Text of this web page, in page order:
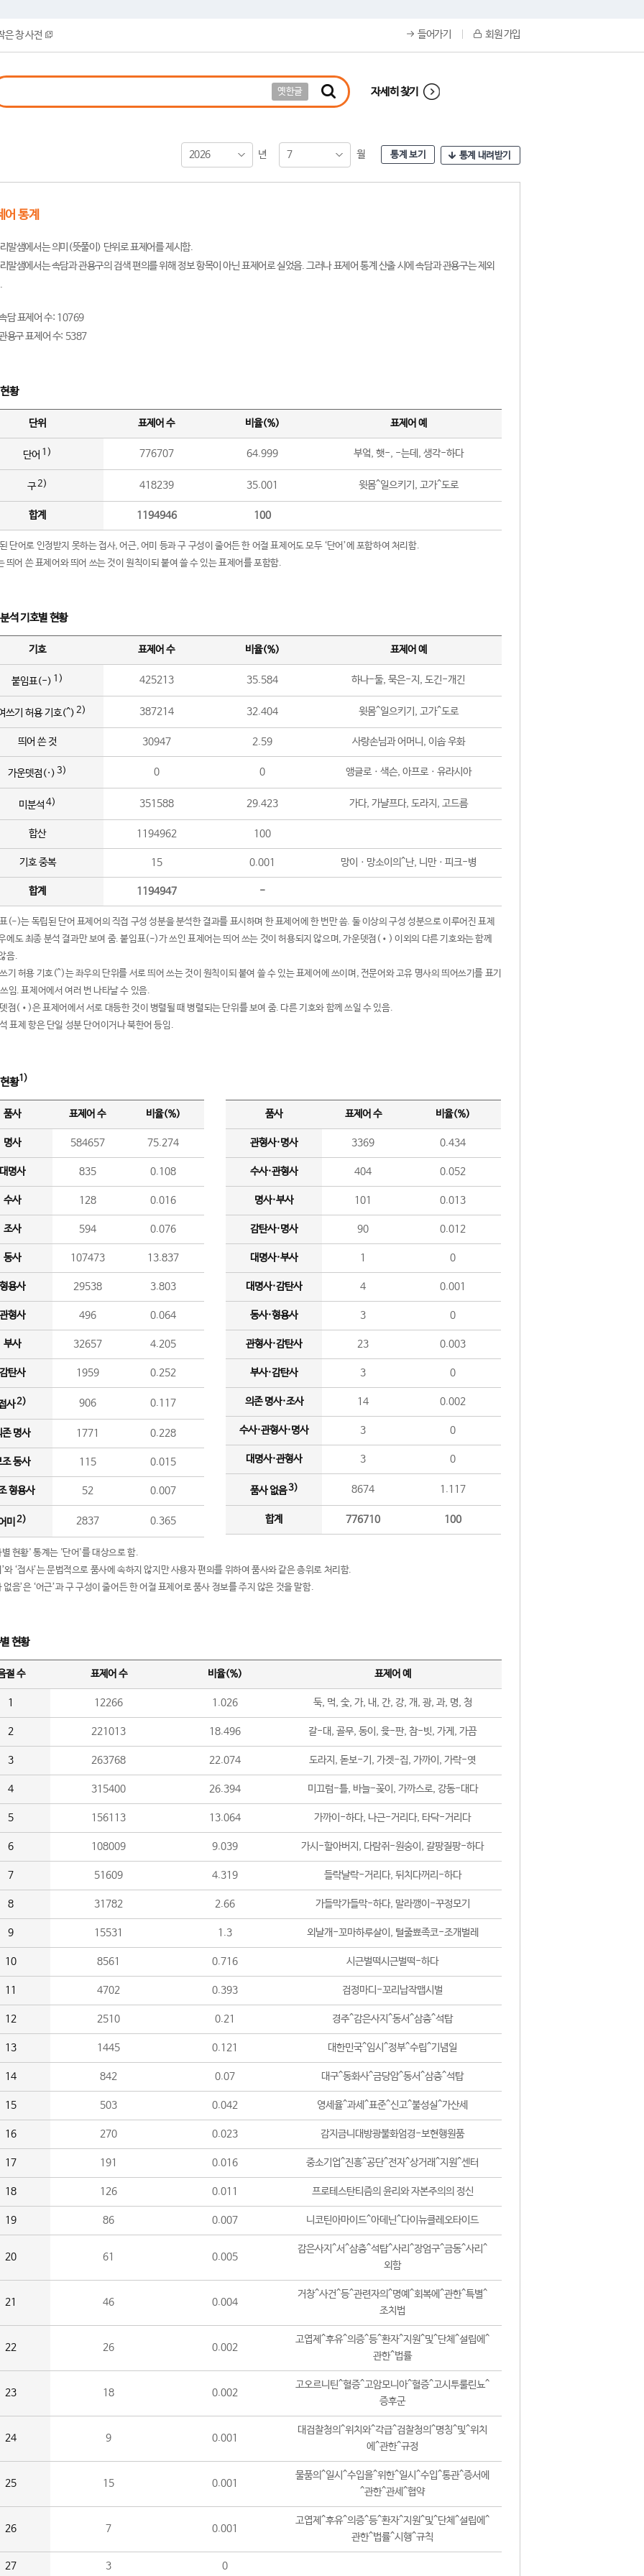
은 창 사전 들어가기 회원 가입
옛한글 자세히 찾기
2026 년 7 월 통계 보기 통계 내려받기
어 통계
말샘에서는 의미(뜻풀이) 단위로 표제어를 제시함.
말샘에서는 속담과 관용구의 검색 편의를 위해 정보 항목이 아닌 표제어로 실었음. 그러나 표제어 통계 산출 시에 속담과 관용구는 제외
담 표제어 수: 10769
용구 표제어 수: 5387
황
단위 표제어 수 비율(%) 표제어 예
단어 1) 776707 64.999 부엌, 햇-, -는데, 생각-하다
구2) 418239 35.001 윗몸^일으키기, 고가^도로
합계 1194946 100
단어로 인정받지 못하는 접사, 어근, 어미 등과 구 구성이 줄어든 한 어절 표제어도 모두 ‘단어’에 포함하여 처리함.
띄어 쓴 표제어와 띄어 쓰는 것이 원칙이되 붙여 쓸 수 있는 표제어를 포함함.
석 기호별 현황
기호 표제어 수 비율(%) 표제어 예
붙임표(-) 1) 425213 35.584 하나-둘, 묵은-지, 도긴-개긴
쓰기 허용 기호(^) 2) 387214 32.404 윗몸^일으키기, 고가^도로
띄어 쓴 것 30947 2.59 사랑손님과 어머니, 이솝 우화
가운뎃점(·) 3) 0 0 앵글로ㆍ색슨, 아프로ㆍ유라시아
미분석 4) 351588 29.423 가다, 가냘프다, 도라지, 고드름
합산 1194962 100
기호 중복 15 0.001 망이ㆍ망소이의^난, 니만ㆍ피크-병
합계 1194947 -
(-)는 독립된 단어 표제어의 직접 구성 성분을 분석한 결과를 표시하며 한 표제어에 한 번만 씀. 둘 이상의 구성 성분으로 이루어진 표제
에도 최종 분석 결과만 보여 줌. 붙임표(-)가 쓰인 표제어는 띄어 쓰는 것이 허용되지 않으며, 가운뎃점(•) 이외의 다른 기호와는 함께
음.
기 허용 기호(^)는 좌우의 단위를 서로 띄어 쓰는 것이 원칙이되 붙여 쓸 수 있는 표제어에 쓰이며, 전문어와 고유 명사의 띄어쓰기를 표기
임. 표제어에서 여러 번 나타날 수 있음.
점(•)은 표제어에서 서로 대등한 것이 병렬될 때 병렬되는 단위를 보여 줌. 다른 기호와 함께 쓰일 수 있음.
표제 항은 단일 성분 단어이거나 북한어 등임.
황1)
품사 표제어 수 비율(%)
명사 584657 75.274
명사 835 0.108
수사 128 0.016
조사 594 0.076
동사 107473 13.837
용사 29538 3.803
형사 496 0.064
부사 32657 4.205
탄사 1959 0.252
사2) 906 0.117
존 명사 1771 0.228
조 동사 115 0.015
형용사 52 0.007
미 2) 2837 0.365
품사 표제어 수 비율(%)
관형사·명사 3369 0.434
수사·관형사 404 0.052
명사·부사 101 0.013
감탄사·명사 90 0.012
대명사·부사 1 0
대명사·감탄사 4 0.001
동사·형용사 3 0
관형사·감탄사 23 0.003
부사·감탄사 3 0
의존 명사·조사 14 0.002
수사·관형사·명사 3 0
대명사·관형사 3 0
품사 없음3) 8674 1.117
합계 776710 100
현황' 통계는 '단어'를 대상으로 함.
와 ‘접사’는 문법적으로 품사에 속하지 않지만 사용자 편의를 위하여 품사와 같은 층위로 처리함.
없음’은 ‘어근’과 구 구성이 줄어든 한 어절 표제어로 품사 정보를 주지 않은 것을 말함.
현황
절 수 표제어 수 비율(%) 표제어 예
1 12266 1.026 둑, 먹, 숯, 가, 내, 간, 강, 개, 광, 과, 명, 청
2 221013 18.496 갈-대, 골무, 동이, 윷-판, 참-빗, 가게, 가끔
3 263768 22.074 도라지, 돋보-기, 가겟-집, 가까이, 가락-엿
4 315400 26.394 미끄럼-틀, 바늘-꽂이, 가까스로, 강동-대다
5 156113 13.064 가까이-하다, 나근-거리다, 타닥-거리다
6 108009 9.039 가시-할아버지, 다람쥐-원숭이, 갈팡질팡-하다
7 51609 4.319 들락날락-거리다, 뒤치다꺼리-하다
8 31782 2.66 가들막가들막-하다, 말라깽이-꾸정모기
9 15531 1.3 외날개-꼬마하루살이, 털줄뾰족코-조개벌레
10 8561 0.716 시근벌떡시근벌떡-하다
11 4702 0.393 검정마디-꼬리납작맵시벌
12 2510 0.21 경주^감은사지^동서^삼층^석탑
13 1445 0.121 대한민국^임시^정부^수립^기념일
14 842 0.07 대구^동화사^금당암^동서^삼층^석탑
15 503 0.042 영세율^과세^표준^신고^불성실^가산세
16 270 0.023 감지금니대방광불화엄경-보현행원품
17 191 0.016 중소기업^진흥^공단^전자^상거래^지원^센터
18 126 0.011 프로테스탄티즘의 윤리와 자본주의의 정신
19 86 0.007 니코틴아마이드^아데닌^다이뉴클레오타이드
20 61 0.005
감은사지^서^삼층^석탑^사리^장엄구^금동^사리^
외함
21 46 0.004
거창^사건^등^관련자의^명예^회복에^관한^특별^
조치법
22 26 0.002
고엽제^후유^의증^등^환자^지원^및^단체^설립에^
관한^법률
23 18 0.002
고오르니틴^혈증^고암모니아^혈증^고시투룰린뇨^
증후군
24 9 0.001
대검찰청의^위치와^각급^검찰청의^명칭^및^위치
에^관한^규정
25 15 0.001
물품의^일시^수입을^위한^일시^수입^통관^증서에
^관한^관세^협약
26 7 0.001
고엽제^후유^의증^등^환자^지원^및^단체^설립에^
관한^법률^시행^규칙
27 3 0